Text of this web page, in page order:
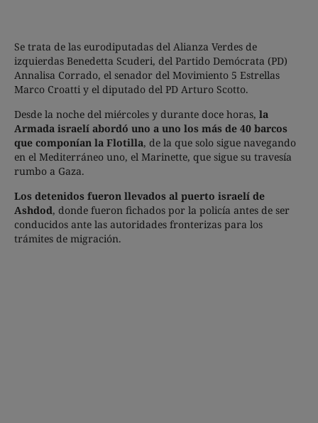
Se trata de las eurodiputadas del Alianza Verdes de
izquierdas Benedetta Scuderi, del Partido Demócrata (PD)
Annalisa Corrado, el senador del Movimiento 5 Estrellas
Marco Croatti y el diputado del PD Arturo Scotto.
Desde la noche del miércoles y durante doce horas, la
Armada israelí abordó uno a uno los más de 40 barcos
que componían la Flotilla, de la que solo sigue navegando
en el Mediterráneo uno, el Marinette, que sigue su travesía
rumbo a Gaza.
Los detenidos fueron llevados al puerto israelí de
Ashdod, donde fueron fichados por la policía antes de ser
conducidos ante las autoridades fronterizas para los
trámites de migración.